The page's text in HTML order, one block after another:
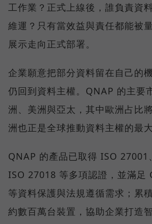
工作業？正式上線後，誰負責資
維運？只有當效益與責任都能被
展示走向正式部署。
企業願意把部分資料留在自己的
仍回到資料主權。QNAP 的主要
洲、美洲與亞太，其中歐洲占比
洲也正是全球推動資料主權的最大
QNAP 的產品已取得 ISO 27001
ISO 27018 等多項認證，並滿足
等資料保護與法規遵循需求；累
約數百萬台裝置，協助企業打造